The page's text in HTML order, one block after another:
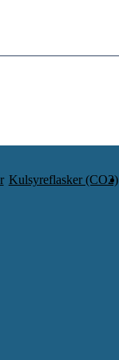
Kulsyreflasker (CO2)